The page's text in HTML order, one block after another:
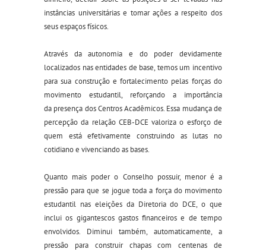
instâncias universitárias e tomar ações a respeito dos
seus espaços físicos.
Através da autonomia e do poder devidamente
localizados nasentidades de base, temos um incentivo
para sua construção e fortalecimento pelas forças do
movimento estudantil, reforçando a importância
da presença dos Centros Acadêmicos. Essa mudança de
percepção da relação CEB-DCE valoriza o esforço de
quem está efetivamente construindo as lutas no
cotidiano e vivenciando as bases.
Quanto mais poder o Conselho possuir, menor é a
pressão para que se jogue toda a força do movimento
estudantil nas eleições da Diretoria do DCE, o que
inclui os gigantescos gastos financeiros e de tempo
envolvidos. Diminui também, automaticamente, a
pressão para construir chapas com centenas de